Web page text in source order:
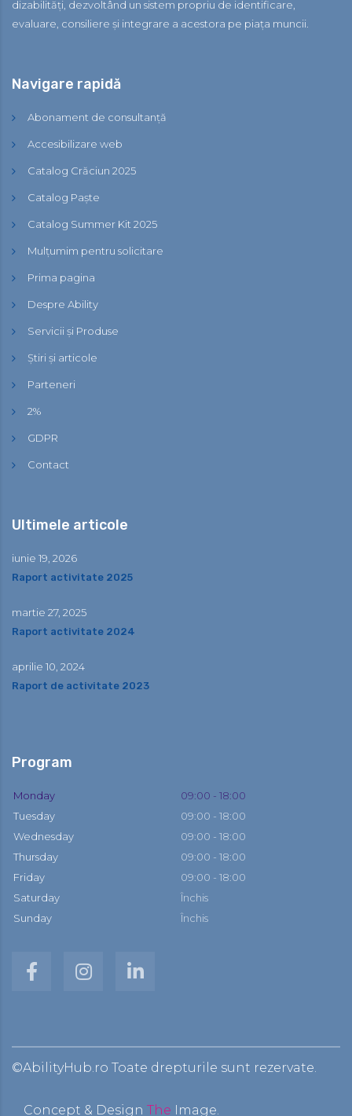
dizabilități, dezvoltând un sistem propriu de identificare,
evaluare, consiliere și integrare a acestora pe piața muncii.
Navigare rapidă
Abonament de consultanță
Accesibilizare web
Catalog Crăciun 2025
Catalog Paște
Catalog Summer Kit 2025
Mulțumim pentru solicitare
Prima pagina
Despre Ability
Servicii și Produse
Știri și articole
Parteneri
2%
GDPR
Contact
Ultimele articole
Raport activitate 2025
iunie 19, 2026
Raport activitate 2024
martie 27, 2025
Raport de activitate 2023
aprilie 10, 2024
Program
Monday
09:00 - 18:00
Tuesday
09:00 - 18:00
Wednesday
09:00 - 18:00
Thursday
09:00 - 18:00
Friday
09:00 - 18:00
Saturday
Închis
Sunday
Închis
©AbilityHub.ro Toate drepturile sunt rezervate.
Concept & Design The Image.